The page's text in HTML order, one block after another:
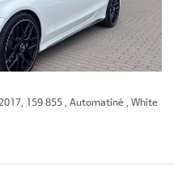
159 855 , Automatinė , White